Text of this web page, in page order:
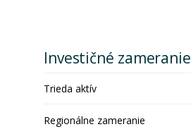
Investičné zameranie
Trieda aktív
Regionálne zameranie